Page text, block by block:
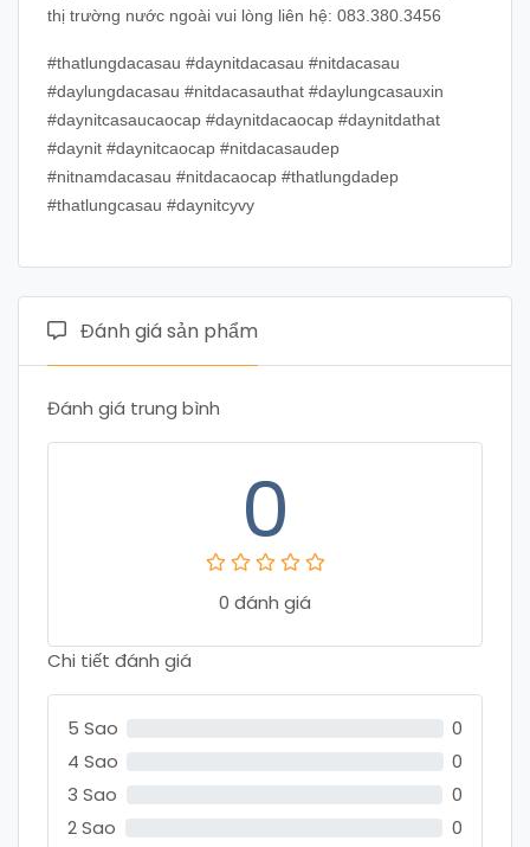
thị trường nước ngoài vui lòng liên hệ: 083.380.3456
#thatlungdacasau #daynitdacasau #nitdacasau
#daylungdacasau #nitdacasauthat #daylungcasauxin
#daynitcasaucaocap #daynitdacaocap #daynitdathat
#daynit #daynitcaocap #nitdacasaudep
#nitnamdacasau #nitdacaocap #thatlungdadep
#thatlungcasau #daynitcyvy
Đánh giá sản phẩm
Đánh giá trung bình
0
0 đánh giá
Chi tiết đánh giá
5 Sao
0
4 Sao
0
3 Sao
0
2 Sao
0